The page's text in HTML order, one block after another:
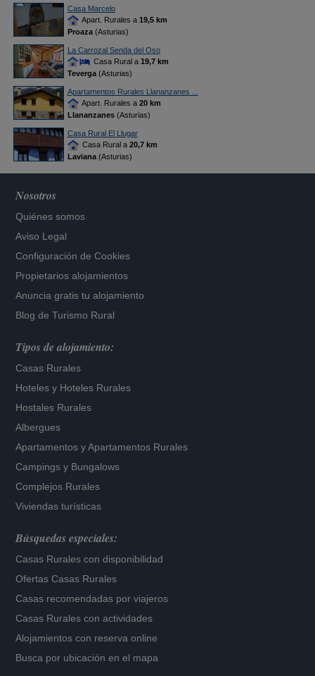
Casa Marcelo
Apart. Rurales a 19,5 km
Proaza(Asturias)
La Carrozal Senda del Oso
Casa Rural a 19,7 km
Teverga(Asturias)
Apartamentos Rurales Llananzanes ...
Apart. Rurales a 20 km
Llananzanes(Asturias)
Casa Rural El Llugar
Casa Rural a 20,7 km
Laviana(Asturias)
Nosotros
Quiénes somos
Aviso Legal
Configuración de Cookies
Propietarios alojamientos
Anuncia gratis tu alojamiento
Blog de Turismo Rural
Tipos de alojamiento:
Casas Rurales
Hoteles y Hoteles Rurales
Hostales Rurales
Albergues
Apartamentos yApartamentos Rurales
Campings y Bungalows
Complejos Rurales
Viviendas turísticas
Búsquedas especiales:
Casas Rurales con disponibilidad
Ofertas Casas Rurales
Casas recomendadas por viajeros
Casas Rurales con actividades
Alojamientos con reserva online
Busca por ubicación en el mapa